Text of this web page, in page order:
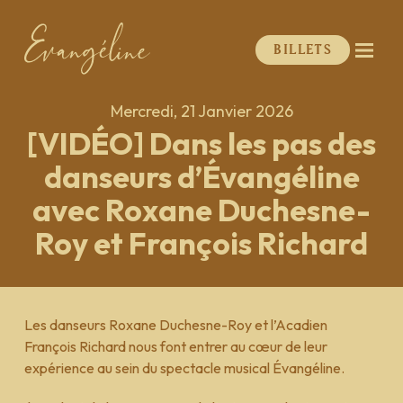
Billets
Mercredi, 21 Janvier 2026
[VIDÉO] Dans les pas des
danseurs d’Évangéline
avec Roxane Duchesne-
Roy et François Richard
Les danseurs Roxane Duchesne-Roy et l’Acadien
François Richard nous font entrer au cœur de leur
expérience au sein du spectacle musical Évangéline.